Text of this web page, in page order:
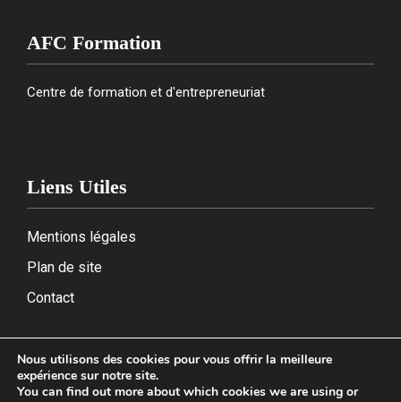
AFC Formation
Centre de formation et d'entrepreneuriat
Liens Utiles
Mentions légales
Plan de site
Contact
2026
Nous utilisons des cookies pour vous offrir la meilleure
expérience sur notre site.
You can find out more about which cookies we are using or